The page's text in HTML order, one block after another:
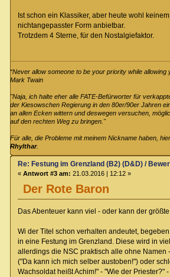
Ist schon ein Klassiker, aber heute wohl
nichtangepasster Form anbietbar.
Trotzdem 4 Sterne, für den Nostalgiefaktor.
“Never allow someone to be your priority while allowing
Mark Twain
"Naja, ich halte eher alle FATE-Befürworter für
der Kiesowschen Regierung in den 80er/90er Jahren
an allen Ecken wittern und deswegen versuchen,
auf den rechten Weg zu bringen."
Für alle, die Probleme mit meinem Nickname haben,
Rhylthar.
Der Rote Baron
Re: Festung im Grenzland (B2) (D&D) /
« Antwort #3 am: 21.03.2016 | 12:12 »
Das Abenteuer kann viel - oder kann der
Wi der Titel schon verhalten andeutet,
in eine Festung im Grenzland. Diese wird in
allerdings die NSC praktisch alle ohne Namen
("Da kann ich mich selber austoben!") oder
Wachsoldat heißt Achim!" - "Wie der Priester?"